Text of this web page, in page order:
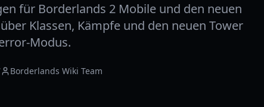
für Borderlands 2 Mobile und den neuen
Klassen, Kämpfe und den neuen Tower
Modus.
Borderlands Wiki Team